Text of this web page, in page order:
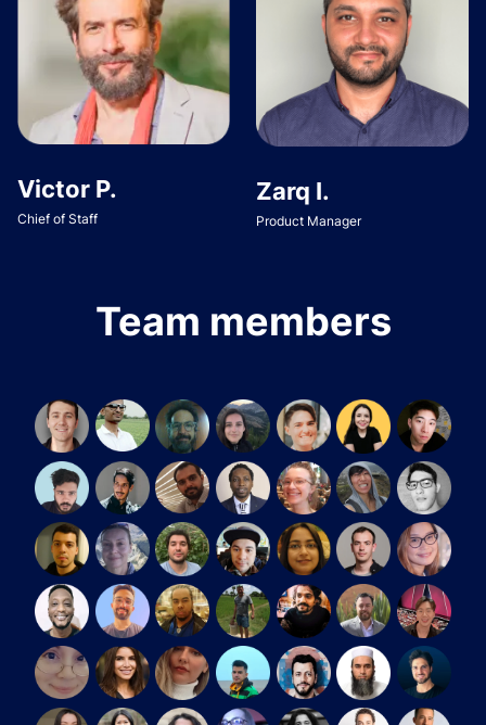
Victor P.
Chief of Staff
Zarq I.
Product Manager
Team members